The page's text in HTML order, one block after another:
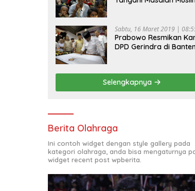
Sabtu, 16 Maret 2019 |
Prabowo Resmikan
DPD Gerindra di
Selengkapnya
Berita Olahraga
Ini contoh widget dengan style gallery pada
kategori olahraga, anda bisa mengaturnya
widget recent post wpberita.